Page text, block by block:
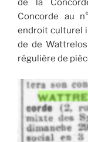
de la
Concorde au
endroit culturel
de de
régulière de